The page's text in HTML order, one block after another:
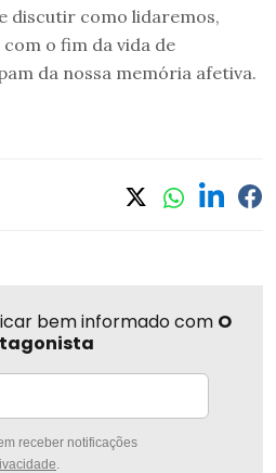
discutir como lidaremos,
o fim da vida de
da nossa memória afetiva.
bem informado com O
receber notificações
.